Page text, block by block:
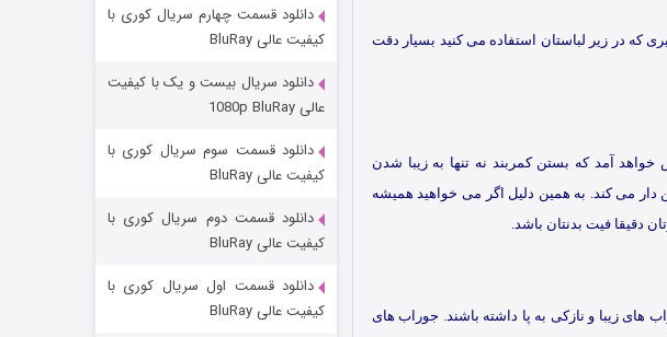
که در زیر لباستان استفاده می کنید بسیار دقت
آمد که بستن کمربند نه تنها به زیبا شدن
می کند. به همین دلیل اگر می خواهید همیشه
دقیقا فیت بدنتان باشد.
های زیبا و نازکی به پا داشته باشند. جوراب های
مردگان متحرک: شهر مرده ۳
دانلود قسمت چهارم سریال کوری با
کیفیت عالی BluRay
دانلود سریال بیست و یک با کیفیت
عالی 1080p BluRay
دانلود قسمت سوم سریال کوری با
کیفیت عالی BluRay
دانلود قسمت دوم سریال کوری با
کیفیت عالی BluRay
دانلود قسمت اول سریال کوری با
کیفیت عالی BluRay